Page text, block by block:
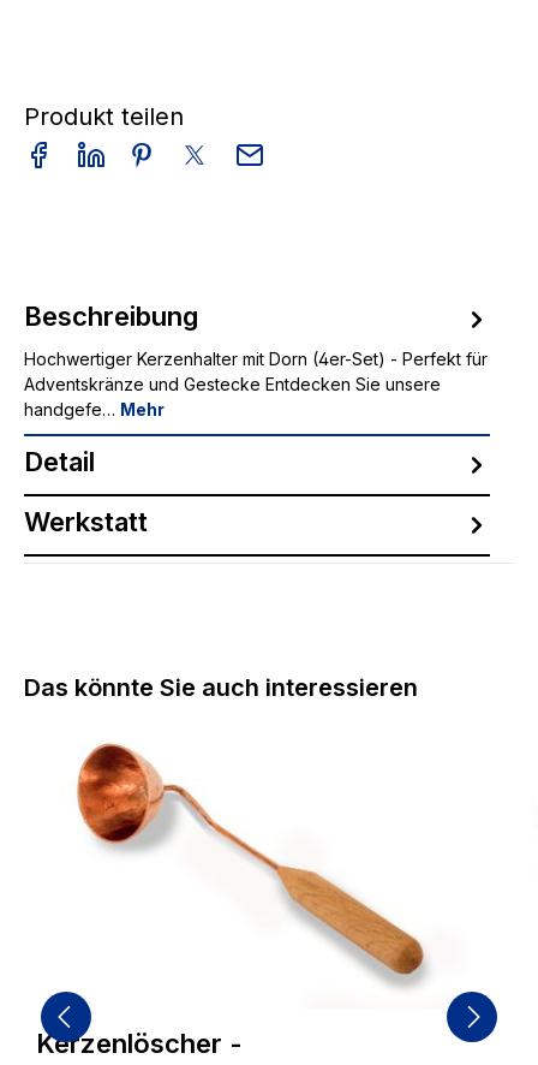
Produkt teilen
Beschreibung
Hochwertiger Kerzenhalter mit Dorn (4er-Set) - Perfekt für
Adventskränze und Gestecke Entdecken Sie unsere
handgefe… Mehr
Detail
Werkstatt
Produktgalerie überspringen
Das könnte Sie auch interessieren
Kerzenlöscher -